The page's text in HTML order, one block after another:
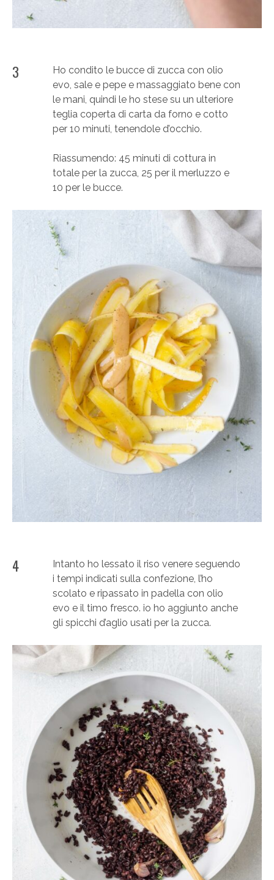
3
Ho condito le bucce di zucca con olio
evo, sale e pepe e massaggiato bene con
le mani, quindi le ho stese su un ulteriore
teglia coperta di carta da forno e cotto
per 10 minuti, tenendole d’occhio.
Riassumendo: 45 minuti di cottura in
totale per la zucca, 25 per il merluzzo e
10 per le bucce.
4
Intanto ho lessato il riso venere seguendo
i tempi indicati sulla confezione, l’ho
scolato e ripassato in padella con olio
evo e il timo fresco. io ho aggiunto anche
gli spicchi d’aglio usati per la zucca.